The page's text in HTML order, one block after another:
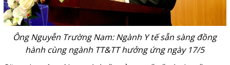
Ông Nguyễn Trường Nam: Ngành Y tế sẵn sàng đồng
hành cùng ngành TT&TT hưởng ứng ngày 17/5